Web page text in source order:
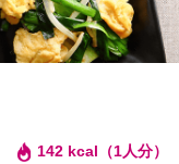
142 kcal（1人分）